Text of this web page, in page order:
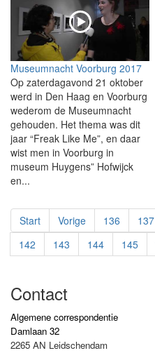
Museumnacht Voorburg 2017
Op zaterdagavond 21 oktober
werd in Den Haag en Voorburg
wederom de Museumnacht
gehouden. Het thema was dit
jaar “Freak Like Me”, en daar
wist men in Voorburg in
museum Huygens” Hofwijck
en...
Start Vorige 136 137
142
143 144 145
Contact
Algemene correspondentie
Damlaan 32
2265 AN Leidschendam